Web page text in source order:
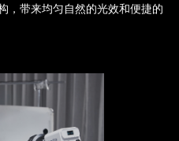
，带来均匀自然的光效和便捷的